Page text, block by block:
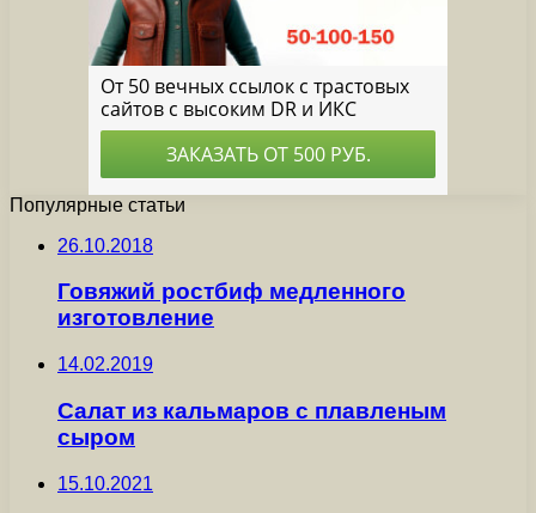
Популярные статьи
26.10.2018
Говяжий ростбиф медленного
изготовление
14.02.2019
Салат из кальмаров с плавленым
сыром
15.10.2021